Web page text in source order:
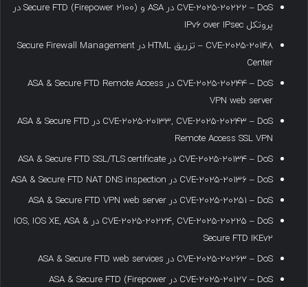
CVE-2025-20222 – DoS در ASA و Secure FTD (Firepower 2100) در
پروتکل IPv6 over IPsec
CVE-2025-20148 – تزریق HTML در Secure Firewall Management
Center
CVE-2025-20244 – DoS در ASA & Secure FTD Remote Access
VPN web server
CVE-2025-20133, CVE-2025-20243 – DoS در ASA & Secure FTD
Remote Access SSL VPN
CVE-2025-20134 – DoS در ASA & Secure FTD SSL/TLS certificate
CVE-2025-20136 – DoS در ASA & Secure FTD NAT DNS inspection
CVE-2025-20251 – DoS در ASA & Secure FTD VPN web server
CVE-2025-20224, CVE-2025-20225 – DoS در IOS, IOS XE, ASA &
Secure FTD IKEv2
CVE-2025-20263 – DoS در ASA & Secure FTD web services
CVE-2025-20127 – DoS در ASA & Secure FTD (Firepower